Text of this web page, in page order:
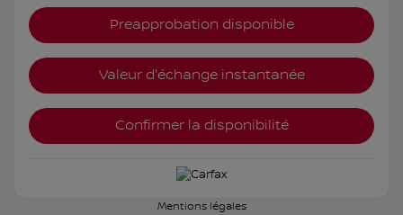
Preapprobation disponible
Valeur d'échange instantanée
Confirmer la disponibilité
Mentions légales